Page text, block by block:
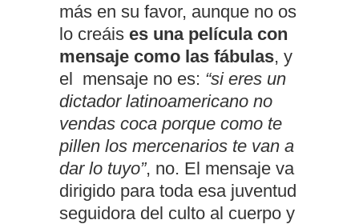
más en su favor, aunque no os
lo creáis es una película con
mensaje como las fábulas, y
el mensaje no es: “si eres un
dictador latinoamericano no
vendas coca porque como te
pillen los mercenarios te van a
dar lo tuyo”, no. El mensaje va
dirigido para toda esa juventud
seguidora del culto al cuerpo y